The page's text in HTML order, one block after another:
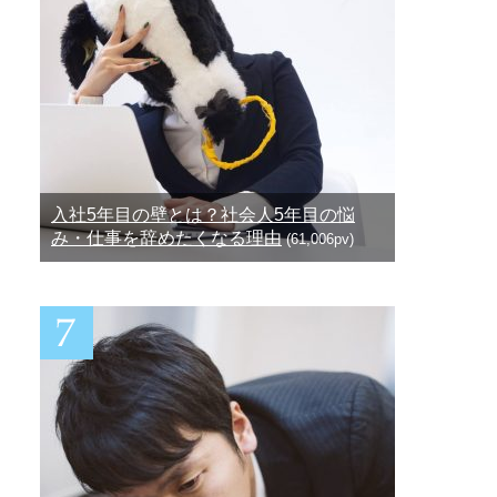
入社5年目の壁とは？社会人5年目の悩
み・仕事を辞めたくなる理由(61,006pv)